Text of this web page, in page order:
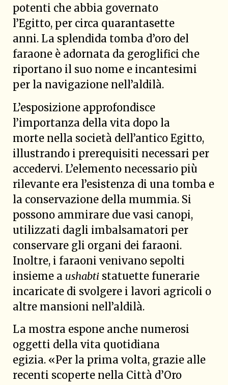
potenti che abbia governato
l’Egitto, per circa quarantasette
anni. La splendida tomba d’oro del
faraone è adornata da geroglifici che
riportano il suo nome e incantesimi
per la navigazione nell’aldilà.
L’esposizione approfondisce
l’importanza della vita dopo la
morte nella società dell’antico Egitto,
illustrando i prerequisiti necessari per
accedervi. L’elemento necessario più
rilevante era l’esistenza di una tomba e
la conservazione della mummia. Si
possono ammirare due vasi canopi,
utilizzati dagli imbalsamatori per
conservare gli organi dei faraoni.
Inoltre, i faraoni venivano sepolti
insieme a ushabti statuette funerarie
incaricate di svolgere i lavori agricoli o
altre mansioni nell’aldilà.
La mostra espone anche numerosi
oggetti della vita quotidiana
egizia. «Per la prima volta, grazie alle
recenti scoperte nella Città d’Oro